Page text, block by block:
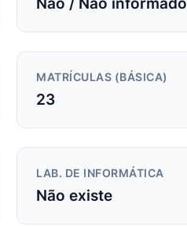
MATRÍCULAS (BÁSICA)
23
LAB. DE INFORMÁTICA
Não existe